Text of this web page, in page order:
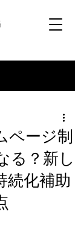
ページ制
る？新し
続化補助